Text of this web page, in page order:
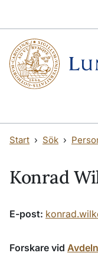
Start Sök
Konrad
E-post:
Forskare vid